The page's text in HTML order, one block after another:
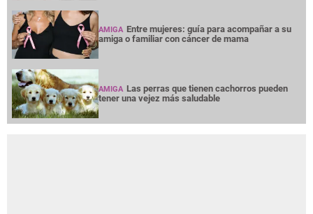
AMIGA Entre mujeres: guía para acompañar a su
amiga o familiar con cáncer de mama
AMIGA Las perras que tienen cachorros pueden
tener una vejez más saludable